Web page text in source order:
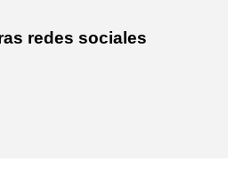
redes sociales